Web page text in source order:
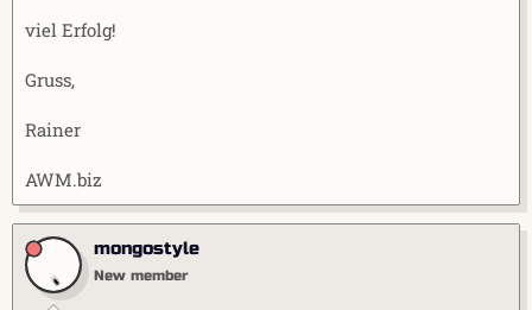
viel Erfolg!
Gruss,
Rainer
AWM.biz
mongostyle
New member